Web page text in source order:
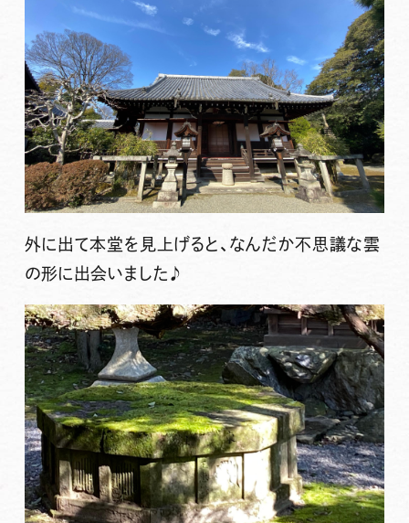
外に出て本堂を見上げると、なんだか不思議な雲
の形に出会いました♪